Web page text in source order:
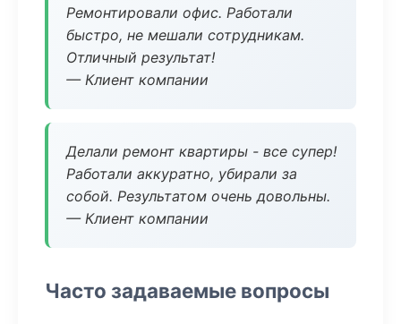
Ремонтировали офис. Работали
быстро, не мешали сотрудникам.
Отличный результат!
— Клиент компании
Делали ремонт квартиры - все супер!
Работали аккуратно, убирали за
собой. Результатом очень довольны.
— Клиент компании
Часто задаваемые вопросы